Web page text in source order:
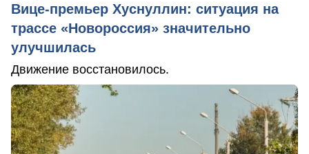
Вице-премьер Хуснуллин: ситуация на
трассе «Новороссия» значительно
улучшилась
Движение восстановилось.